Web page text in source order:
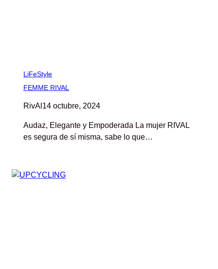
LiFeStyle
FEMME RIVAL
RivAl 14 octubre, 2024
Audaz, Elegante y Empoderada La mujer RIVAL
es segura de sí misma, sabe lo que…